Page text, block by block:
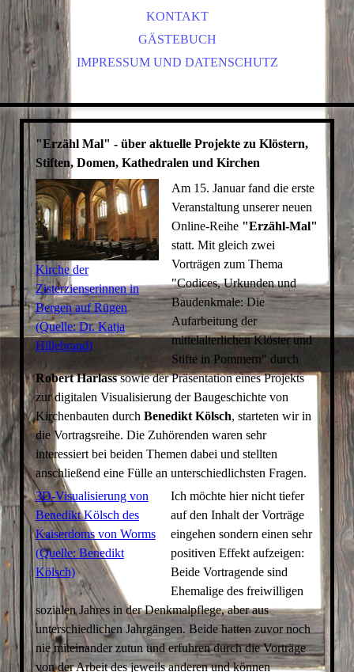
DRESDEN IM DETAIL
WEITERE EXKURSIONEN
MESSEN UND AUSSTELLUNGEN
ONLINE-VORTRÄGE "ERZÄHL MAL!"
STUHL- UND WEIDENFLECHTEN
X_26 A_WEIDENFLECHTEN
FILZEN & FÄRBEN
BLEIVERGLASUNG, GLASMALEREI
VEREINSGESCHICHTE
MITGLIED WERDEN
SATZUNG
KONTAKT
GÄSTEBUCH
IMPRESSUM UND DATENSCHUTZ
"Erzähl Mal" - über aktuelle Projekte zu Klöstern,
Stiften, Domen, Kathedralen und Kirchen
Kirche der
Zisterzienserinnen in
Bergen auf Rügen
(Quelle: Dr. Katja
Hillebrand)
Am 15. Januar fand die erste
Veranstaltung unserer neuen
Online-Reihe "Erzähl-Mal"
statt. Mit gleich zwei
Vorträgen zum Thema
"Codices, Urkunden und
Baudenkmale: Die
Aufarbeitung der
mittelalterlichen Klöster und
Stifte in Pommern" durch
Robert Harlasssowie der Präsentation eines Projekts
zur digitalen Visualisierung der Baugeschichte von
Kirchenbauten durch Benedikt Kölsch, starteten wir in
die Vortragsreihe. Die Zuhörenden waren sehr
interessiert bei beiden Themen dabei und stellten
anschließend eine Fülle an unterschiedlichsten Fragen.
3D-Visualisierung von
Benedikt Kölsch des
Kaiserdoms von Worms
(Quelle: Benedikt
Kölsch)
Ich möchte hier nicht tiefer
auf den Inhalt der Vorträge
eingehen sondern einen sehr
positiven Effekt aufzeigen:
Beide Vortragende sind
Ehemalige des freiwilligen
sozialen Jahres in der Denkmalpflege, aber aus
unterschiedlichen Jahrgängen. Beide hatten zuvor noch
nie miteinander zutun und erfuhren durch die Vorträge
von der Arbeit des jeweils anderen und können